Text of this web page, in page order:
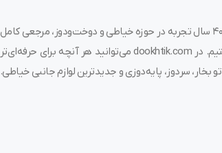
به دوختیک خوش آمدید! 🌟 ما در فروشگاه چرخ خیاطی دوختیک، با بیش از ۴۰ سال تجربه در حوزه خیاطی و دوخت‌ودوز، مرجعی کامل
برای خرید چرخ خیاطی، قیمت چرخ خیاطی، لوازم جانبی و قطعات مرتبط هستیم. در dookhtik.com می‌توانید هر آنچه برای حرفه‌ای‌تر
بخار، سردوز، پایه‌دوزی و جدیدترین لوازم جانبی خیاطی.